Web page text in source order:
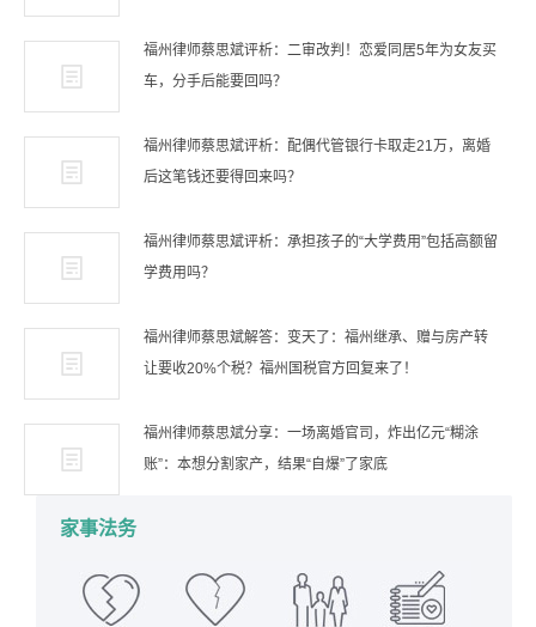
福州律师蔡思斌评析：二审改判！恋爱同居5年为女友买
车，分手后能要回吗？
福州律师蔡思斌评析：配偶代管银行卡取走21万，离婚
后这笔钱还要得回来吗？
福州律师蔡思斌评析：承担孩子的“大学费用”包括高额留
学费用吗？
福州律师蔡思斌解答：变天了：福州继承、赠与房产转
让要收20%个税？福州国税官方回复来了！
福州律师蔡思斌分享：一场离婚官司，炸出亿元“糊涂
账”：本想分割家产，结果“自爆”了家底
家事法务